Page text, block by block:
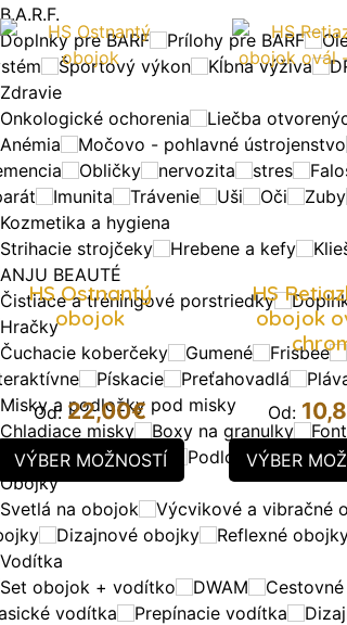
B.A.R.F.
Doplnky pre BARF
Prílohy pre BARF
Športový výkon Kĺbna výživa
Zdravie
Onkologické ochorenia
Liečba
Anémia
Močovo - pohlavné ústrojenstvo
Obličky nervozita stres
Imunita Trávenie Uši Oči Zuby
Kozmetika a hygiena
Strihacie strojčeky
Hrebene a kefy
ANJU BEAUTÉ
Čistiace a tréningové porstriedky
Hračky
Čuchacie koberčeky
Gumené Frisbee
Pískacie Preťahovadlá
Misky a podložky pod misky
Chladiace misky
Boxy na granulky
Nerezové Podložky pod
Obojky
Svetlá na obojok
Výcvikové a vibračné
Dizajnové obojky Reflexné
Vodítka
Set obojok + vodítko
DWAM
vodítka
Prepínacie vodítka
HS Ostnantý
obojok
Od: 22,00€
VÝBER MOŽNOSTÍ
HS
obojok
Od:
VÝBER